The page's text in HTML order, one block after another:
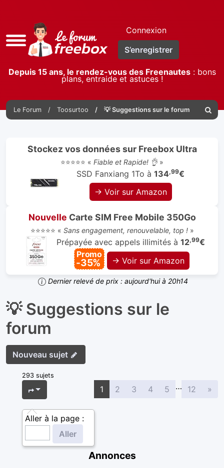
Accès
rapide
Connexion
S’enregistrer
Depuis 15 ans, le rendez-vous des Freenautes: bons
plans, entraide et astuces !
Le Forum Toosurtoo 💡 Suggestions sur le forum
Stockez vos données sur Freebox Ultra
⭐⭐⭐⭐⭐ « Fiable et Rapide! 👌»
SSD Fanxiang 1To à 134,99€
→ Voir sur Amazon
Nouvelle Carte SIM Free Mobile 350Go
⭐⭐⭐⭐⭐ « Sans engagement, renouvelable, top !»
Prépayée avec appels illimités à 12,99€
Promo
-35% → Voir sur Amazon
Dernier relevé de prix : aujourd'hui à 20h14
💡 Suggestions sur le
forum
Nouveau sujet
293 sujets
Page
Aller à la page :
1 2 3 4 5 … 12 »
Annonces